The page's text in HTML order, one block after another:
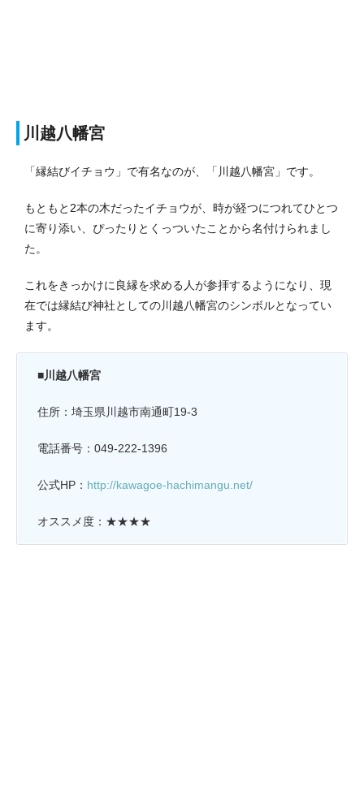
川越八幡宮
「縁結びイチョウ」で有名なのが、「川越八幡宮」です。
もともと2本の木だったイチョウが、時が経つにつれてひとつ
に寄り添い、ぴったりとくっついたことから名付けられまし
た。
これをきっかけに良縁を求める人が参拝するようになり、現
在では縁結び神社としての川越八幡宮のシンボルとなってい
ます。
■川越八幡宮
住所：埼玉県川越市南通町19-3
電話番号：049-222-1396
公式HP： http://kawagoe-hachimangu.net/
オススメ度：★★★★